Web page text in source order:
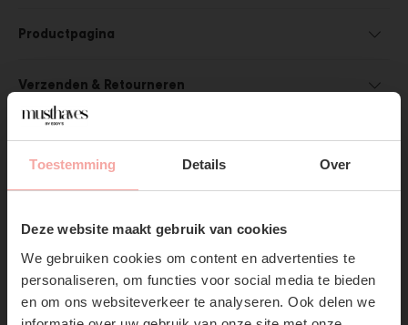
Toestemming Details Over
Deze website maakt gebruik van cookies
We gebruiken cookies om content en advertenties te
personaliseren, om functies voor social media te bieden
en om ons websiteverkeer te analyseren. Ook delen we
SUBSCRIBE NOW & GET
10% OFF YOUR FIRST
ORDER!
Don't miss out on our trendy new drops or exclusive
Productpagina
Verzenden & Retourneren
52%